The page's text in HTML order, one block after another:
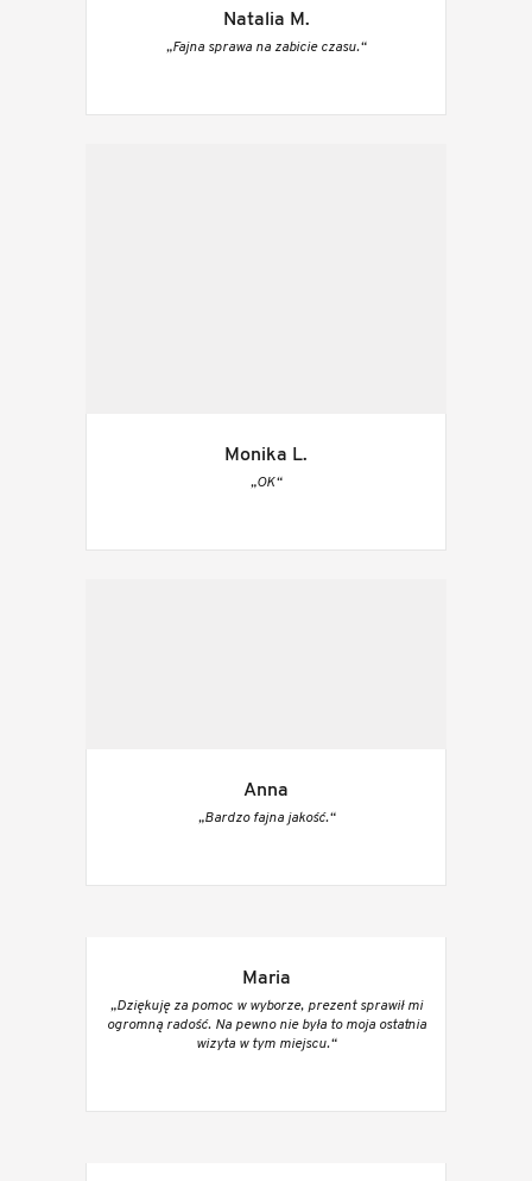
Natalia M.
„Fajna sprawa na zabicie czasu.“
Monika L.
„OK“
Anna
„Bardzo fajna jakość.“
Maria
„Dziękuję za pomoc w wyborze, prezent sprawił mi
ogromną radość. Na pewno nie była to moja ostatnia
wizyta w tym miejscu.“